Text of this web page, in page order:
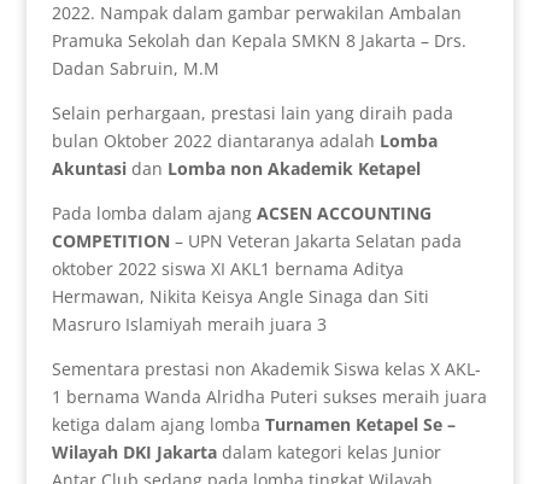
2022. Nampak dalam gambar perwakilan Ambalan
Pramuka Sekolah dan Kepala SMKN 8 Jakarta – Drs.
Dadan Sabruin, M.M
Selain perhargaan, prestasi lain yang diraih pada
bulan Oktober 2022 diantaranya adalah Lomba
Akuntasidan Lomba non Akademik Ketapel
Pada lomba dalam ajang ACSEN ACCOUNTING
COMPETITION – UPN Veteran Jakarta Selatan pada
oktober 2022 siswa XI AKL1 bernama Aditya
Hermawan, Nikita Keisya Angle Sinaga dan Siti
Masruro Islamiyah meraih juara 3
Sementara prestasi non Akademik Siswa kelas X AKL-
1 bernama Wanda Alridha Puteri sukses meraih juara
ketiga dalam ajang lomba Turnamen Ketapel Se –
Wilayah DKI Jakartadalam kategori kelas Junior